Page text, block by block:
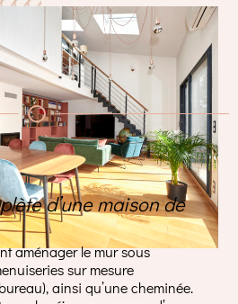
d’une maison de
aménager le mur sous
sur mesure
ainsi qu’une cheminée.